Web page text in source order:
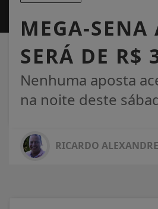
MEGA-
SERÁ DE R$
Nenhuma aposta
na noite deste
RICARDO ALEXANDRE